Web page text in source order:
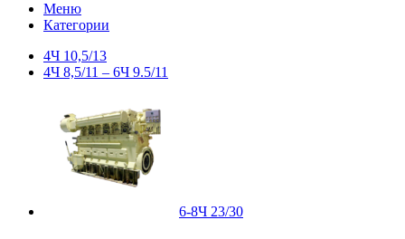
Меню
Категории
4Ч 10,5/13
4Ч 8,5/11 – 6Ч 9.5/11
6-8Ч 23/30